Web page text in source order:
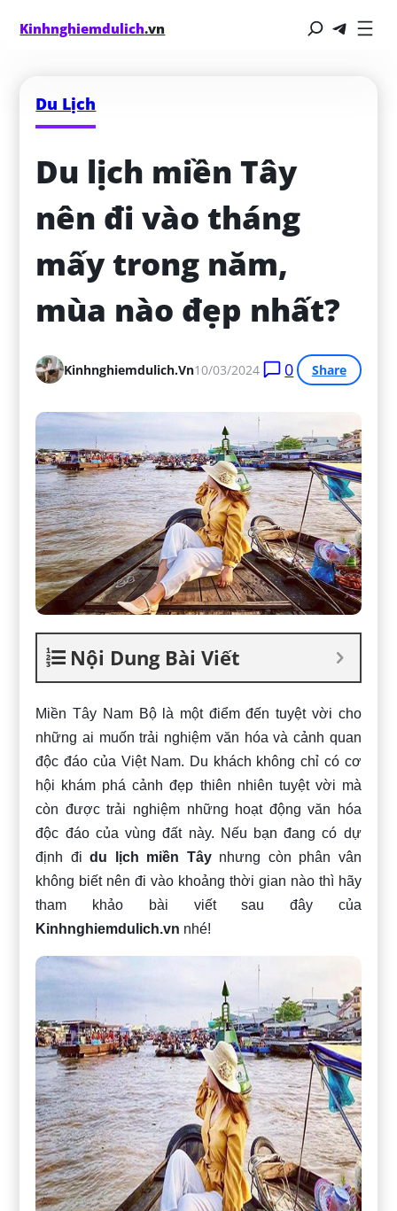
Kinhnghiemdulich.vn
Du Lịch
Du lịch miền Tây
nên đi vào tháng
mấy trong năm,
mùa nào đẹp nhất?
Kinhnghiemdulich.vn10/03/2024 0 Share
Nội Dung Bài Viết
Miền Tây Nam Bộ là một điểm đến tuyệt vời cho
những ai muốn trải nghiệm văn hóa và cảnh quan
độc đáo của Việt Nam. Du khách không chỉ có cơ
hội khám phá cảnh đẹp thiên nhiên tuyệt vời mà
còn được trải nghiệm những hoạt động văn hóa
độc đáo của vùng đất này. Nếu bạn đang có dự
định đidu lịch miền Tâynhưng còn phân vân
không biết nên đi vào khoảng thời gian nào thì hãy
tham khảo bài viết sau đây của
Kinhnghiemdulich.vn nhé!